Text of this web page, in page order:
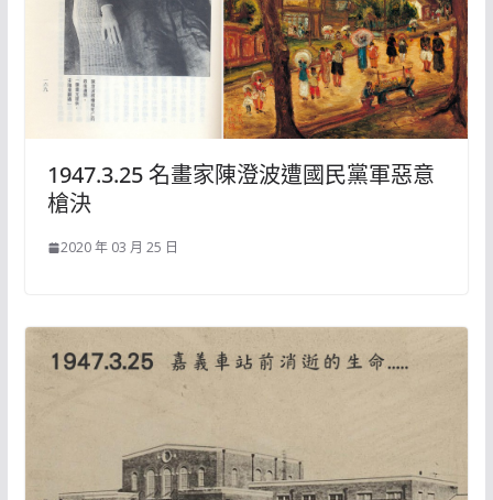
1947.3.25 名畫家陳澄波遭國民黨軍惡意
槍決
2020 年 03 月 25 日